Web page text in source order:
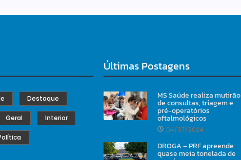
Destaque
Geral Interior
Últimas Postagens
MS Saúde realiza mutirão
de consultas, triagem e
pré-operatórios
oftalmológicos
04/07/2024
DROGA – PRF apreende
quase meia tonelada de